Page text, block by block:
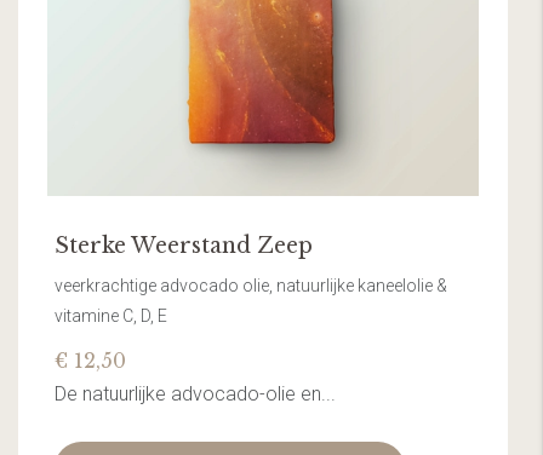
Sterke Weerstand Zeep
veerkrachtige advocado olie, natuurlijke kaneelolie &
vitamine C, D, E
€ 12,50
De natuurlijke advocado-olie en...